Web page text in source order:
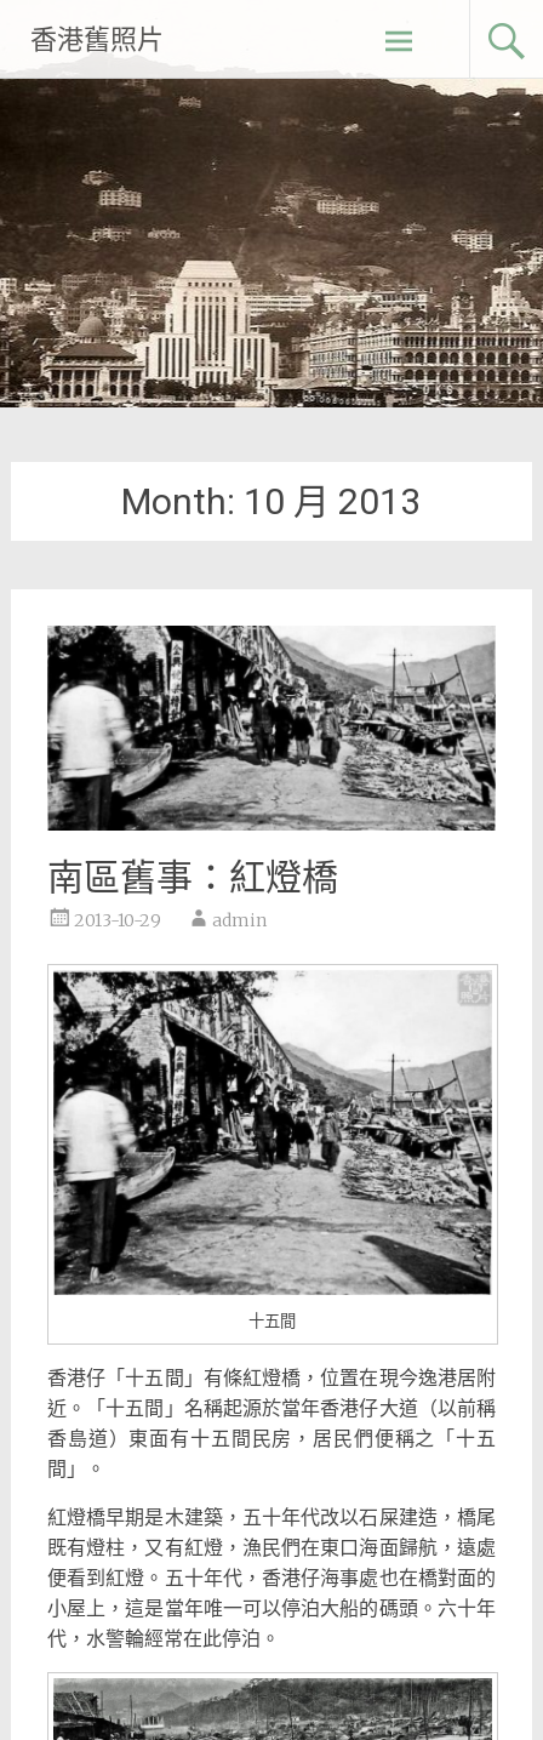
content
香港舊照片
Month: 10 月 2013
南區舊事：紅燈橋
2013-10-29 admin
十五間
香港仔「十五間」有條紅燈橋，位置在現今逸港居附
近。「十五間」名稱起源於當年香港仔大道（以前稱
香島道）東面有十五間民房，居民們便稱之「十五
間」。
紅燈橋早期是木建築，五十年代改以石屎建造，橋尾
既有燈柱，又有紅燈，漁民們在東口海面歸航，遠處
便看到紅燈。五十年代，香港仔海事處也在橋對面的
小屋上，這是當年唯一可以停泊大船的碼頭。六十年
代，水警輪經常在此停泊。